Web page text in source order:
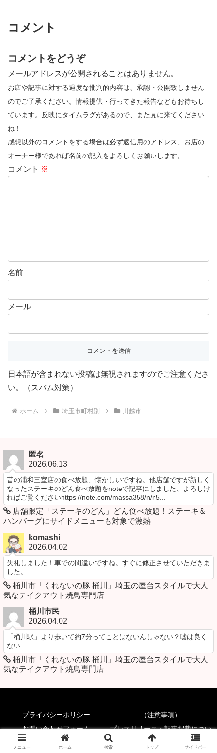
コメント
コメントをどうぞ
メールアドレスが公開されることはありません。
お店や記事に対する過度な批判的内容は、承認・公開致しません
のでご了承ください。情報提供・行ってきた報告などもお待ちし
ています。反映にタイムラグがあるので、また見に来てください
ね！
感想以外のコメントをする場合は必ず返信用のアドレス、お店の
オーナー様であれば名前の記入をよろしくお願いします。
コメント ※
名前
メール
日本語が含まれない投稿は無視されますのでご注意くださ
い。（スパム対策）
ホーム 埼玉市町村別 川越市
匿名
2026.06.13
昔の浦和三室店の食べ放題、懐かしいですね。他店舗ですが新しく
なったステーキのどん食べ放題をnoteで記事にしました、よろしけ
ればご覧くださいhttps://note.com/massa358/n/n5...
店舗限定「ステーキのどん」どん食べ放題！ステーキ＆
ハンバーグにサイドメニューも対象で激熱
komashi
2026.04.02
失礼しました！車での間違いですね。すぐに修正させていただきま
した。
桶川市「くれないの豚 桶川」埼玉の屋台スタイルで大人
気なテイクアウト焼鳥専門店
桶川市民
2026.04.02
「桶川駅」より歩いて約7分ってことはないんしゃない？嘘は良く
ない
桶川市「くれないの豚 桶川」埼玉の屋台スタイルで大人
気なテイクアウト焼鳥専門店
プライパシーポリシー
（注意事項）
お問い合わせフォーム
プレスリリース・記事掲載につい
メニュー ホーム 検索 トップ サイドバー